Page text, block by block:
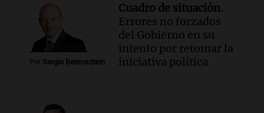
Por Sergio Berensztein
Cuadro de situación.
Errores no forzados
del Gobierno en su
intento por retomar la
iniciativa política